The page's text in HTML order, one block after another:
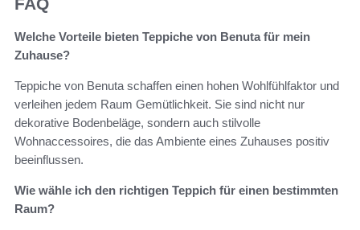
FAQ
Welche Vorteile bieten Teppiche von Benuta für mein
Zuhause?
Teppiche von Benuta schaffen einen hohen Wohlfühlfaktor und
verleihen jedem Raum Gemütlichkeit. Sie sind nicht nur
dekorative Bodenbeläge, sondern auch stilvolle
Wohnaccessoires, die das Ambiente eines Zuhauses positiv
beeinflussen.
Wie wähle ich den richtigen Teppich für einen bestimmten
Raum?